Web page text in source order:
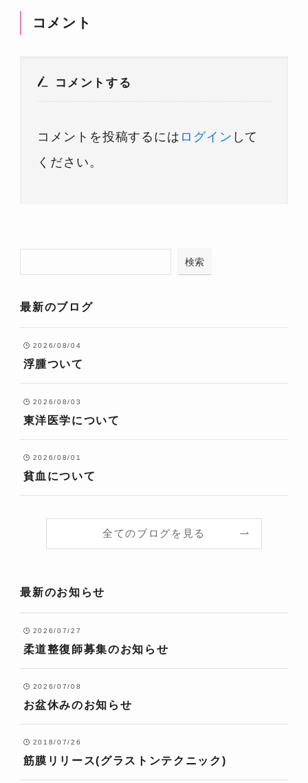
コメント
コメントする
コメントを投稿するには ログイン して
ください。
検索
最新のブログ
2026/08/04
浮腫ついて
2026/08/03
東洋医学について
2026/08/01
貧血について
全てのブログを見る
最新のお知らせ
2026/07/27
柔道整復師募集のお知らせ
2026/07/08
お盆休みのお知らせ
2018/07/26
筋膜リリース(グラストンテクニック)